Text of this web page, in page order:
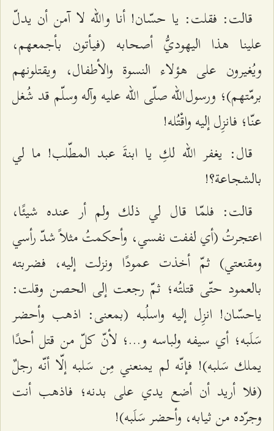
قالت: فقلت: يا حسّان! أنا والله لا آمن أن يدلّ
علينا هذا اليهوديُّ أصحابه (فيأتون بأجمعهم،
ويُغيرون على هؤلاء النسوة والأطفال، ويقتلونهم
برمّتهم)؛ ورسول‌الله صلّى الله عليه وآله وسلّم قد شُغل
عنّا؛ فانزِل إليه واقْتُله!
قال: يغفر الله لكِ يا ابنةَ عبد المطّلب! ما لي
بالشجاعة؟!
قالت: فلمّا قال لي ذلك ولم أر عنده شيئًا،
اعتجرتُ‌ (أي لففت نفسي، وأحكمتُ مثلاً شدّ رأسي
ومقنعتي) ثمّ أخذت عمودًا ونزلت إليه، فضربته
بالعمود حتّى قتلتُه؛ ثمّ رجعت إلى الحصن وقلت:
ياحسّان! انزِل إليه واسلُبه (بمعنى: اذهب وأحضر
سَلَبه؛ أي سيفه ولباسه و...؛ لأنّ كلّ من قتل أحدًا
يملك سَلبه)! فإنّه لم يمنعني مِن سَلبه إلّا أنّه رجلٌ
(فلا أريد أن أضع يدي على بدنه؛ فاذهب أنت
وجرّده من ثيابه، وأحضر سَلَبه)!